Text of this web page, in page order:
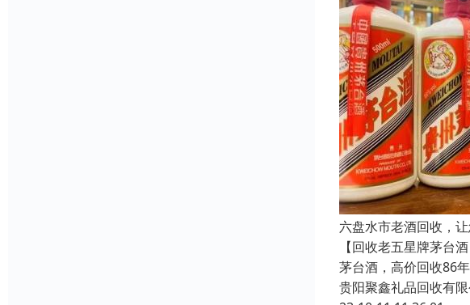
六盘水市老酒回收，
【回收老五星牌茅台
茅台酒，高价回收86
贵阳聚鑫礼品回收有